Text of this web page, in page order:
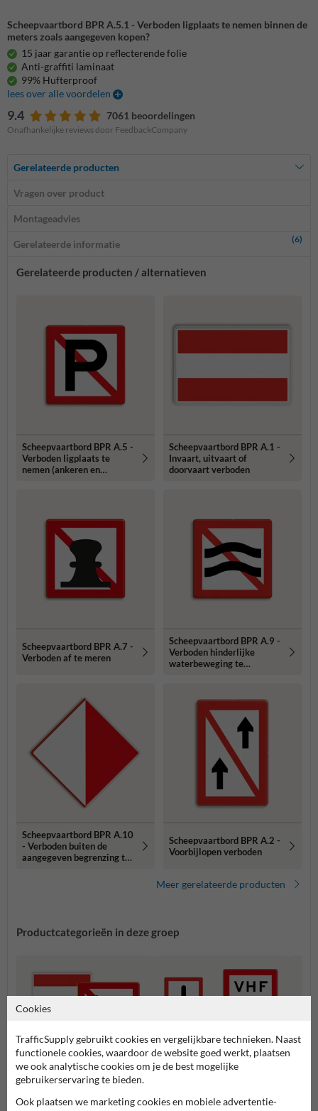
Scheepvaartbord BPR A.5.1 - Verboden ligplaats te nemen binnen de
meters zoals aangegeven kopen?
15 jaar garantie op reflecterende folie
Anti-graffiti laminaat
99% Hufterproof
lees over alle voordelen
9.4 7061 beoordelingen
Onafhankelijke reviews door FeedbackCompany
Gerelateerde producten
Vragen over product
Montageadvies
Gerelateerde informatie (6)
Gerelateerde producten / alternatieven
Scheepvaartbord BPR A.5 -
Verboden ligplaats te
nemen (ankeren en
Scheepvaartbord BPR A.1 -
Invaart, uitvaart of
doorvaart verboden
Scheepvaartbord BPR A.7 -
Verboden af te meren
Scheepvaartbord BPR A.9 -
Verboden hinderlijke
waterbeweging te
Scheepvaartbord BPR A.10
- Verboden buiten de
aangegeven begrenzing te
Scheepvaartbord BPR A.2 -
Voorbijlopen verboden
Meer gerelateerde producten
Productcategorieën in deze groep
Cookies
TrafficSupply gebruikt cookies en vergelijkbare technieken. Naast
functionele cookies, waardoor de website goed werkt, plaatsen
we ook analytische cookies om je de best mogelijke
gebruikerservaring te bieden.
Ook plaatsen we marketing cookies en mobiele advertentie-